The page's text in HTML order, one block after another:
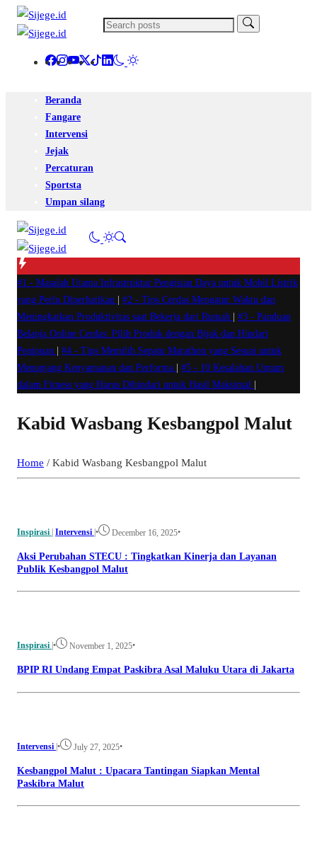
Beranda
Fangare
Intervensi
Jejak
Percaturan
Sportsta
Umpan silang
#1 - Masalah Utama Infrastruktur Pengisian Daya untuk Mobil Listrik
yang Perlu Diperhatikan
#2 - Tips Cerdas Mengatur Waktu dan
Meningkatkan Produktivitas saat Bekerja dari Rumah
#3 - Panduan
Belanja Online Cerdas: Pilih Produk dengan Bijak dan Hindari
Penipuan
#4 - Tips Memilih Sepatu Marathon yang Sesuai untuk
Menunjang Kenyamanan dan Performa
#5 - 10 Kesalahan Umum
dalam Fitness yang Harus Dihindari untuk Hasil Maksimal
Kabid Wasbang Kesbangpol Malut
Home / Kabid Wasbang Kesbangpol Malut
Inspirasi | Intervensi |• December 16, 2025•
Aksi Perubahan STECU : Tingkatkan Kinerja dan Layanan
Publik Kesbangpol Malut
Inspirasi • November 1, 2025•
BPIP RI Undang Empat Paskibra Asal Maluku Utara di Jakarta
Intervensi |• July 27, 2025•
Kesbangpol Malut : Upacara Tantingan Siapkan Mental
Paskibra Malut